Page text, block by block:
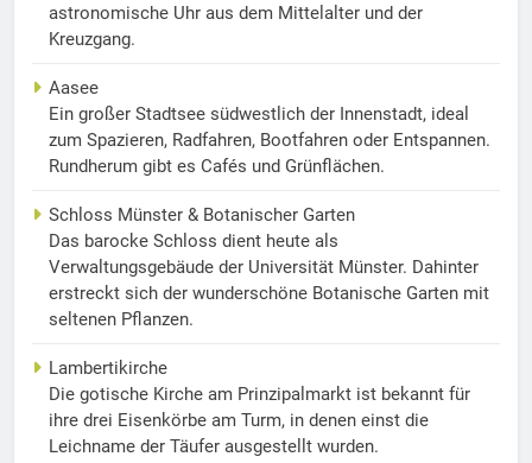
astronomische Uhr aus dem Mittelalter und der
Kreuzgang.
Aasee
Ein großer Stadtsee südwestlich der Innenstadt, ideal
zum Spazieren, Radfahren, Bootfahren oder Entspannen.
Rundherum gibt es Cafés und Grünflächen.
Schloss Münster & Botanischer Garten
Das barocke Schloss dient heute als
Verwaltungsgebäude der Universität Münster. Dahinter
erstreckt sich der wunderschöne Botanische Garten mit
seltenen Pflanzen.
Lambertikirche
Die gotische Kirche am Prinzipalmarkt ist bekannt für
ihre drei Eisenkörbe am Turm, in denen einst die
Leichname der Täufer ausgestellt wurden.